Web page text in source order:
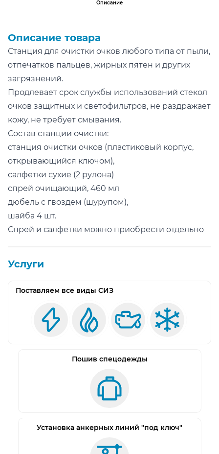
Описание
Описание товара
Станция для очистки очков любого типа от пыли,
отпечатков пальцев, жирных пятен и других
загрязнений.
Продлевает срок службы использований стекол
очков защитных и светофильтров, не раздражает
кожу, не требует смывания.
Состав станции очистки:
станция очистки очков (пластиковый корпус,
открывающийся ключом),
салфетки сухие (2 рулона)
спрей очищающий, 460 мл
дюбель с гвоздем (шурупом),
шайба 4 шт.
Спрей и салфетки можно приобрести отдельно
Услуги
Поставляем все виды СИЗ
Пошив спецодежды
Установка анкерных линий "под ключ"